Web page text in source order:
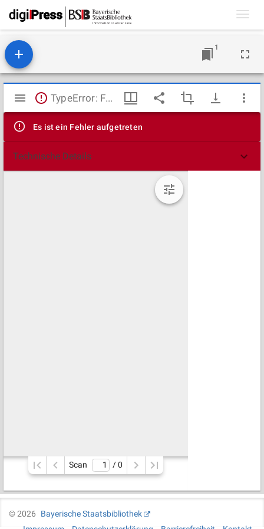
1
Mirador
Viewer
TypeError: Failed to fetch
Es ist ein Fehler aufgetreten
Technische Details
Scan / 0
©2026
Bayerische Staatsbibliothek